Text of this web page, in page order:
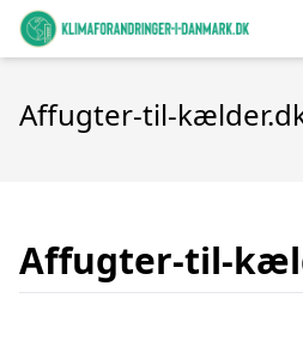
Affugter-til-
Affugter-til-